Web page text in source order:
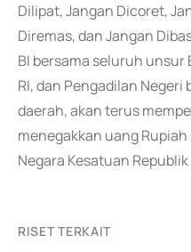
Dilipat, Jangan Dicoret,
Diremas, dan Jangan
BI bersama seluruh
RI, dan Pengadilan
daerah, akan terus
menegakkan uang
Negara Kesatuan
RISET TERKAIT